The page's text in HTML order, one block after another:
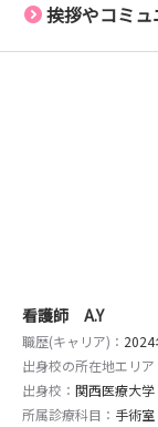
挨拶やコミュ
看護師 A.Y
職歴(キャリア)： 2024
出身校の所在地エリア
出身校： 関西医療大学
所属診療科目： 手術室